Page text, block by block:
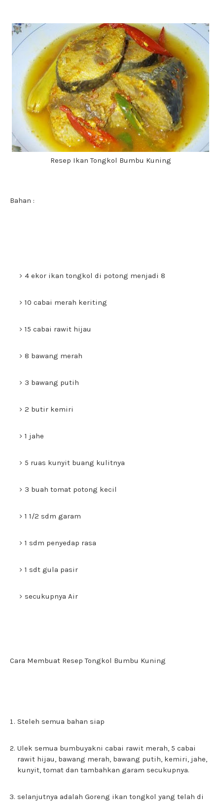
Resep Ikan Tongkol Bumbu Kuning
Bahan :
4 ekor ikan tongkol di potong menjadi 8
10 cabai merah keriting
15 cabai rawit hijau
8 bawang merah
3 bawang putih
2 butir kemiri
1 jahe
5 ruas kunyit buang kulitnya
3 buah tomat potong kecil
1 1/2 sdm garam
1 sdm penyedap rasa
1 sdt gula pasir
secukupnya Air
Cara Membuat Resep Tongkol Bumbu Kuning
Steleh semua bahan siap
Ulek semua bumbuyakni cabai rawit merah, 5 cabai
rawit hijau, bawang merah, bawang putih, kemiri, jahe,
kunyit, tomat dan tambahkan garam secukupnya.
selanjutnya adalah Goreng ikan tongkol yang telah di